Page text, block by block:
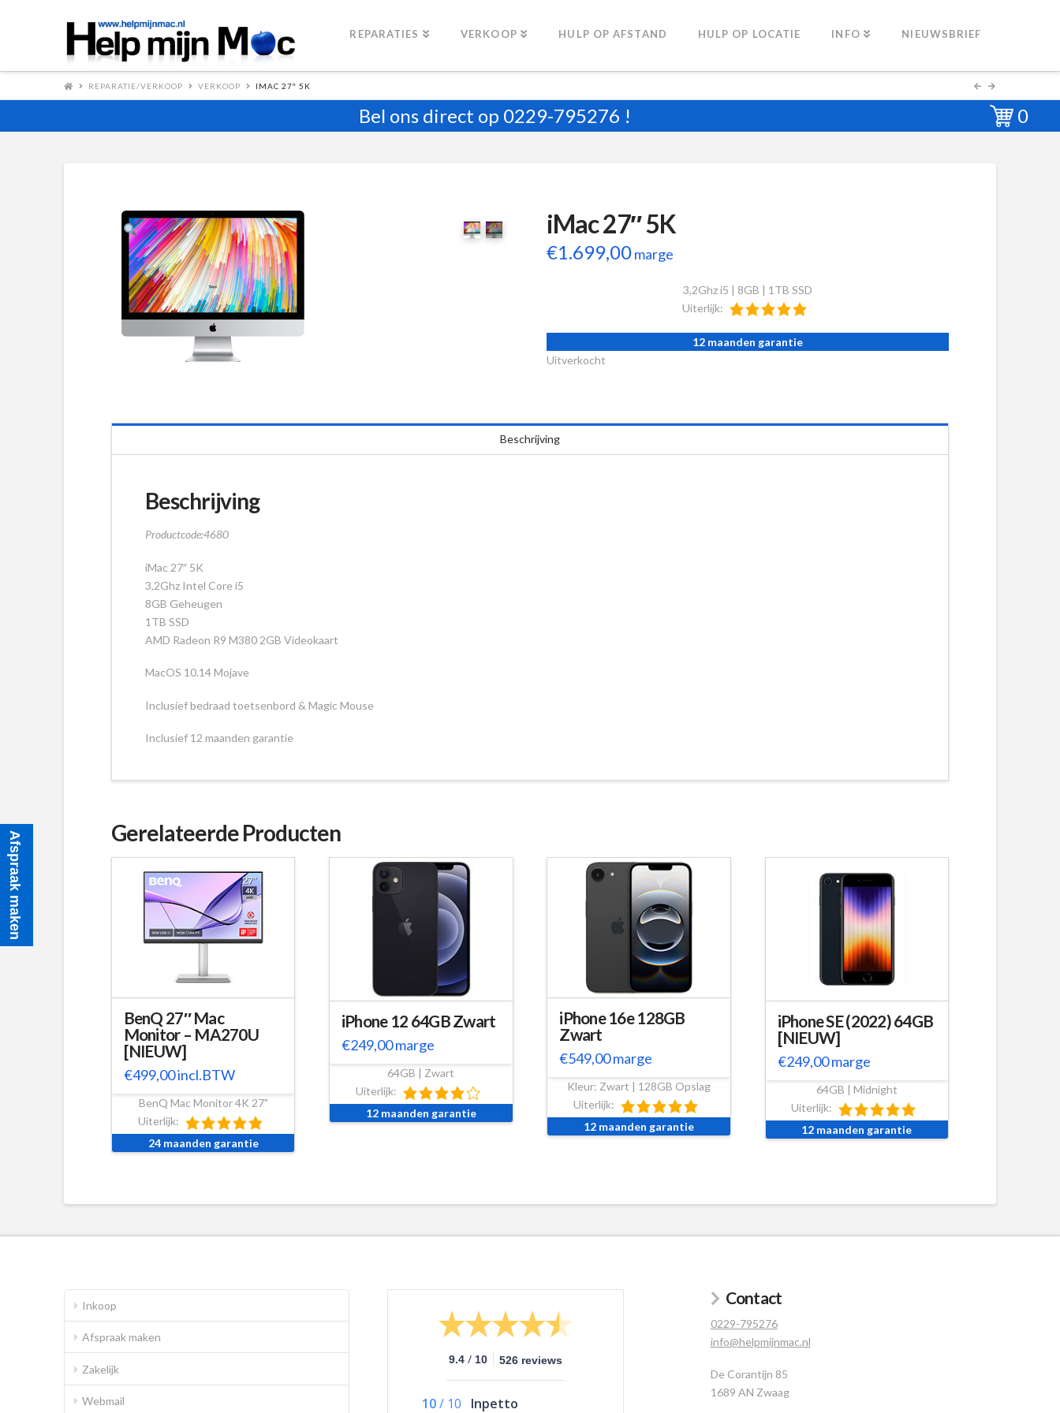
REPARATIES VERKOOP HULP OP AFSTAND HULP OP LOCATIE INFO NIEUWSBRIEF
REPARATIE/VERKOOP VERKOOP IMAC 27″ 5K
Bel ons direct op 0229-795276 ! 0
iMac 27″ 5K
€1.699,00marge
3,2Ghz i5 | 8GB | 1TB SSD
Uiterlijk:
12 maanden garantie
Uitverkocht
Beschrijving
Beschrijving
Productcode:4680
iMac 27″ 5K
3,2Ghz Intel Core i5
8GB Geheugen
1TB SSD
AMD Radeon R9 M380 2GB Videokaart
MacOS 10.14 Mojave
Inclusief bedraad toetsenbord & Magic Mouse
Inclusief 12 maanden garantie
Gerelateerde Producten
BenQ 27″ Mac
Monitor – MA270U
[NIEUW]
€499,00incl.BTW
BenQ Mac Monitor 4K 27"
Uiterlijk:
24 maanden garantie
iPhone 12 64GB Zwart
€249,00marge
64GB | Zwart
Uiterlijk:
12 maanden garantie
iPhone 16e 128GB
Zwart
€549,00marge
Kleur: Zwart | 128GB Opslag
Uiterlijk:
12 maanden garantie
iPhone SE (2022) 64GB
[NIEUW]
€249,00marge
64GB | Midnight
Uiterlijk:
12 maanden garantie
Inkoop
Afspraak maken
Zakelijk
Webmail
9.4 / 10 526 reviews
10/ 10 Inpetto
Contact
0229-795276
info@helpmijnmac.nl
De Corantijn 85
1689 AN Zwaag
Afspraak maken